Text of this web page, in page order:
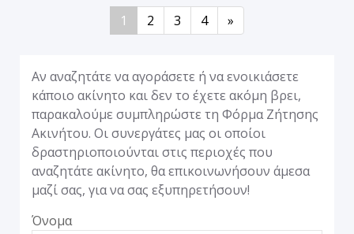
1 2 3 4 »
Αν αναζητάτε να αγοράσετε ή να ενοικιάσετε
κάποιο ακίνητο και δεν το έχετε ακόμη βρει,
παρακαλούμε συμπληρώστε τη Φόρμα Ζήτησης
Ακινήτου. Οι συνεργάτες μας οι οποίοι
δραστηριοποιούνται στις περιοχές που
αναζητάτε ακίνητο, θα επικοινωνήσουν άμεσα
μαζί σας, για να σας εξυπηρετήσουν!
Όνομα